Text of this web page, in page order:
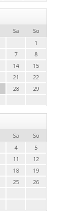
Sa
So
1
7
8
14
15
21
22
28
29
Sa
So
4
5
11
12
18
19
25
26